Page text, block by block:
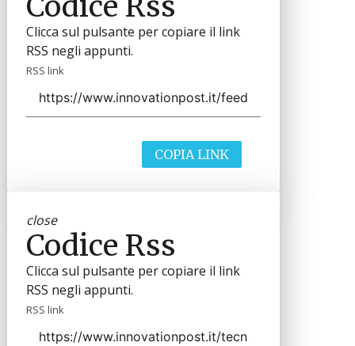
Clicca sul pulsante per copiare il link
RSS negli appunti.
RSS link
COPIA LINK
close
Codice Rss
Clicca sul pulsante per copiare il link
RSS negli appunti.
RSS link